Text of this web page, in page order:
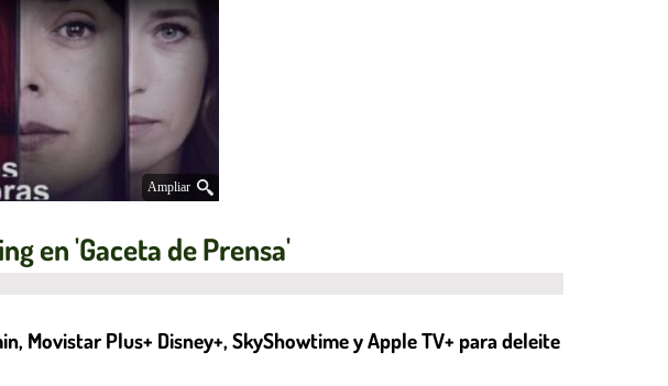
Ampliar
en 'Gaceta de Prensa'
Movistar Plus+ Disney+, SkyShowtime y Apple TV+ para deleite